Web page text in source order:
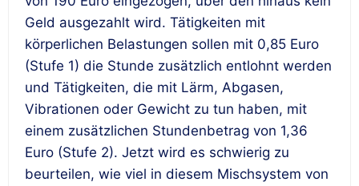
Geld ausgezahlt wird. Tätigkeiten mit
körperlichen Belastungen sollen mit 0,85 Euro
(Stufe 1) die Stunde zusätzlich entlohnt werden
und Tätigkeiten, die mit Lärm, Abgasen,
Vibrationen oder Gewicht zu tun haben, mit
einem zusätzlichen Stundenbetrag von 1,36
Euro (Stufe 2). Jetzt wird es schwierig zu
beurteilen, wie viel in diesem Mischsystem von